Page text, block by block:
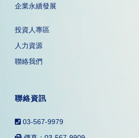
企業永續發展
投資人專區
人力資源
聯絡我們
聯絡資訊
03-567-9979